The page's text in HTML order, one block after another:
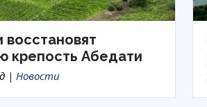
восстановят
крепость Абедати
| Новости